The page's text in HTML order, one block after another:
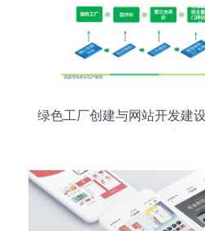
绿色工厂创建与网站开发建